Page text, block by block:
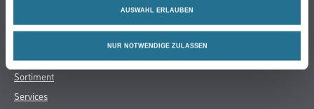
AUSWAHL ERLAUBEN
NUR NOTWENDIGE ZULASSEN
Winkler & Gräbner
Sortiment
Services